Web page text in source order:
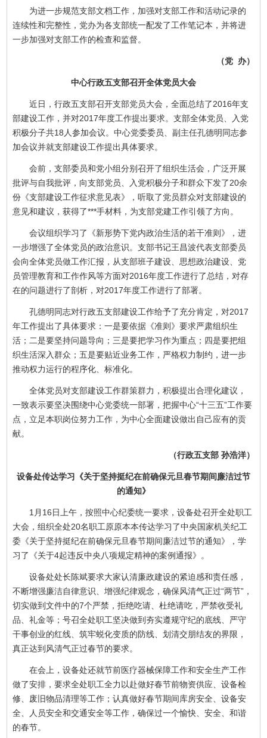
为进一步规范支部文档工作，加强对支部工作和活动记录的
连续性和完整性，党办为各支部统一配发了工作笔记本，并将进
一步加强对支部工作的检查和监督。
（党 办）
中心行政五支部召开全体党员大会
近日，行政五支部召开支部党员大会，全面总结了2016年支
部建设工作，并对2017年度工作提出要求。支部全体党员、入党
积极分子共18人参加会议。中心党委委员、副主任孔德明同志参
加会议并就支部建设工作提出具体要求。
会前，支部委员和党小组分别召开了组织生活会，广泛开展
批评与自我批评，向支部党员、入党积极分子和群众下发了20余
份《支部建设工作征求意见表》，听取了党员群众对支部建设的
意见和建议，获得了***手材料，为支部党建工作引领了方向。
会议组织学习了《新形势下党内政治生活的若干准则》，进
一步增强了全体党员的政治意识。支部书记王昌波代表支部委员
会向全体党员做工作汇报，从支部班子建设、思想政治建设、党
员管理教育和工作作风等方面对2016年度工作进行了总结，对存
在的问题进行了剖析，对2017年度工作进行了部署。
孔德明同志对行政五支部建设工作给予了充分肯定，对2017
年工作提出了具体要求：一是要依据《准则》要求严肃组织生
活；二是要坚持问题导向；三是要把学习作为重点；四是要把组
织生活深入群众；五是要贴近业务工作，严格权力制约，进一步
推动权力运行的程序化、标准化。
全体党员对支部建设工作群策群力，积极提出合理化建议，
一致表示要坚决围绕中心党委统一部署，把握中心“十三五”工作要
点，立足本职岗位努力工作，为中心全面建设做出自己应有的贡
献。
（行政五支部 孙浩洋）
设备处传达学习《关于坚持挺纪在前确保元旦春节期间廉洁过节
的通知》
1月16日上午，按照中心纪委统一要求，设备处召开全处职工
大会，组织全处20名职工原原本本传达学习了中央国家机关纪工
委《关于坚持挺纪在前确保元旦春节期间廉洁过节的通知》，学
习了《关于4起违反中央八项规定精神的案例通报》。
设备处处长陈斌要求大家认清廉政建设的紧迫感和责任感，
不断增强廉洁自律意识、增强纪律观念，确保风清气正过“两节”，
切实做到文件中的7个严禁，拒绝吃请、杜绝请吃，严禁收受礼
品、礼金等；号召全处职工坚决做到夯实遵规守纪的底线、严守
干事创业的红线、筑牢蜕化变质的防线、划清交朋结友的界限，
真正达到风清气正过春节的要求。
在会上，设备处还就节前医疗器械保障工作和安全生产工作
做了安排，要求全处职工全力以赴做好春节前物资供应、设备检
修、废旧物品清理等工作；认真做好春节期间库房安全、设备安
全、人员安全和交通安全等工作，确保过一个愉快、安全、和谐
的春节。